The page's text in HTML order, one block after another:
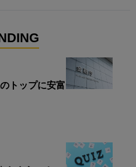
トップに安富